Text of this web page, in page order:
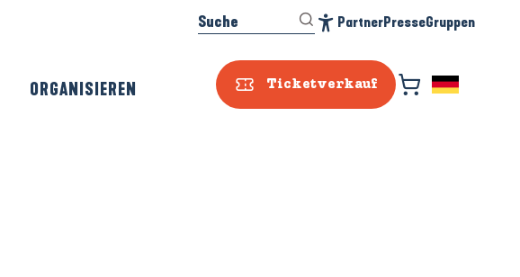
Ticketverkauf
Suche PartnerPresseGruppen
ORGANISIEREN